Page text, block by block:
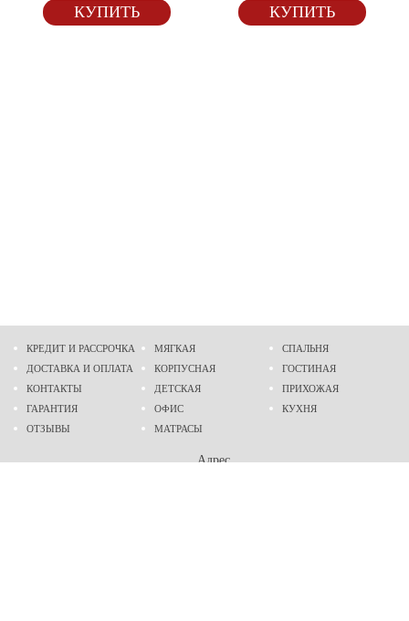
КУПИТЬ КУПИТЬ
КРЕДИТ И РАССРОЧКА
ДОСТАВКА И ОПЛАТА
КОНТАКТЫ
ГАРАНТИЯ
ОТЗЫВЫ
МЯГКАЯ
КОРПУСНАЯ
ДЕТСКАЯ
ОФИС
МАТРАСЫ
СПАЛЬНЯ
ГОСТИНАЯ
ПРИХОЖАЯ
КУХНЯ
Адрес